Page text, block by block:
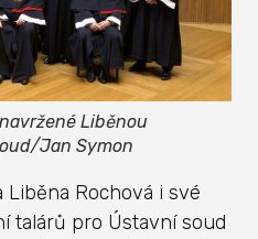
Liběnou
Jan Symon
Rochová i své
talárů pro Ústavní soud